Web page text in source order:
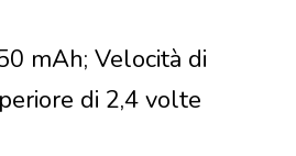
mAh; Velocità di
di 2,4 volte